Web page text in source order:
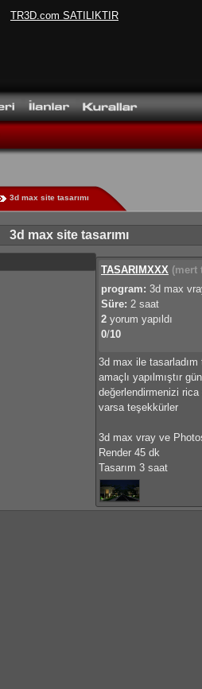
TR3D.com SATILIKTIR
3d max site tasarımı
3d max site tasarımı
TASARIMXXX (mert
program: 3d max
Süre: 2 saat
2 yorum yapıldı
0/10
3d max ile
amaçlı yapılmıştır
değerlendirmenizi
varsa teşekkürler
3d max vray ve
Render 45 dk
Tasarım 3 saat